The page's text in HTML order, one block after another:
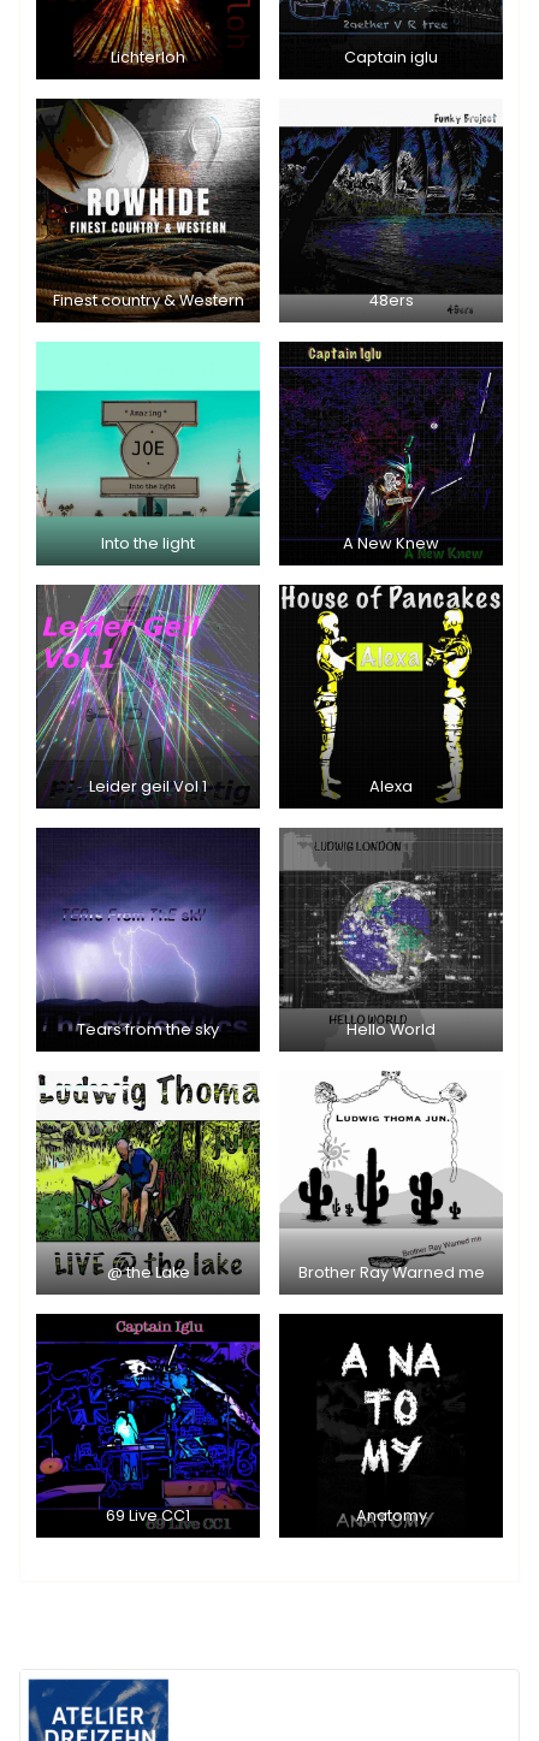
Lichterloh Captain iglu
Finest country & Western 48ers
Into the light A New Knew
Leider geil Vol 1 Alexa
Tears from the sky Hello World
@ the Lake Brother Ray Warned me
69 Live CC1 Anatomy